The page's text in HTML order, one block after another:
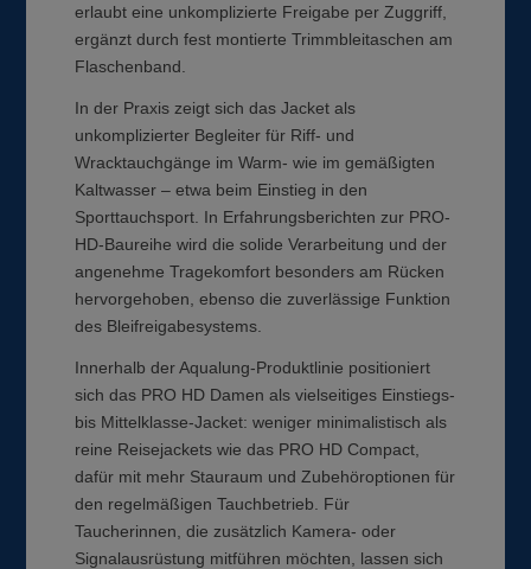
erlaubt eine unkomplizierte Freigabe per Zuggriff,
ergänzt durch fest montierte Trimmbleitaschen am
Flaschenband.
In der Praxis zeigt sich das Jacket als
unkomplizierter Begleiter für Riff- und
Wracktauchgänge im Warm- wie im gemäßigten
Kaltwasser – etwa beim Einstieg in den
Sporttauchsport. In Erfahrungsberichten zur PRO-
HD-Baureihe wird die solide Verarbeitung und der
angenehme Tragekomfort besonders am Rücken
hervorgehoben, ebenso die zuverlässige Funktion
des Bleifreigabesystems.
Innerhalb der Aqualung-Produktlinie positioniert
sich das PRO HD Damen als vielseitiges Einstiegs-
bis Mittelklasse-Jacket: weniger minimalistisch als
reine Reisejackets wie das PRO HD Compact,
dafür mit mehr Stauraum und Zubehöroptionen für
den regelmäßigen Tauchbetrieb. Für
Taucherinnen, die zusätzlich Kamera- oder
Signalausrüstung mitführen möchten, lassen sich